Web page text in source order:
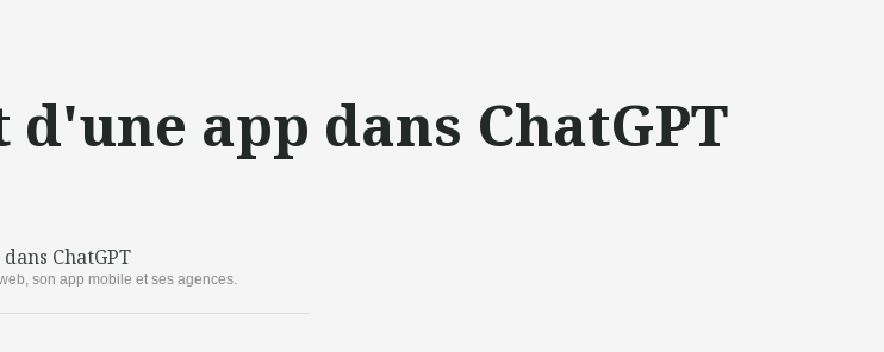
app dans ChatGPT
son app mobile et ses agences.